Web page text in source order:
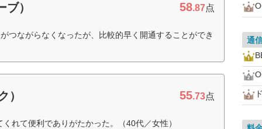
） 58.87点
つながらなくなったが、比較的早く開通することができ
） 55.73点
れて便利でありがたかった。（40代／女性）
通